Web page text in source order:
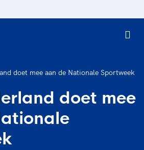
doet mee aan de Nationale Sportweek
doet mee